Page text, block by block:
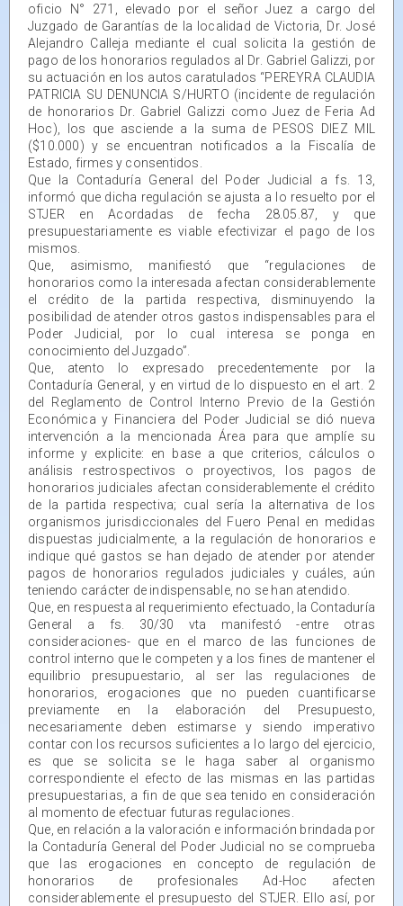
oficio N° 271, elevado por el señor Juez a cargo del
Juzgado de Garantías de la localidad de Victoria, Dr. José
Alejandro Calleja mediante el cual solicita la gestión de
pago de los honorarios regulados al Dr. Gabriel Galizzi, por
su actuación en los autos caratulados “PEREYRA CLAUDIA
PATRICIA SU DENUNCIA S/HURTO (incidente de regulación
de honorarios Dr. Gabriel Galizzi como Juez de Feria Ad
Hoc), los que asciende a la suma de PESOS DIEZ MIL
($10.000) y se encuentran notificados a la Fiscalía de
Estado, firmes y consentidos.
Que la Contaduría General del Poder Judicial a fs. 13,
informó que dicha regulación se ajusta a lo resuelto por el
STJER en Acordadas de fecha 28.05.87, y que
presupuestariamente es viable efectivizar el pago de los
mismos.
Que, asimismo, manifiestó que “regulaciones de
honorarios como la interesada afectan considerablemente
el crédito de la partida respectiva, disminuyendo la
posibilidad de atender otros gastos indispensables para el
Poder Judicial, por lo cual interesa se ponga en
conocimiento del Juzgado”.
Que, atento lo expresado precedentemente por la
Contaduría General, y en virtud de lo dispuesto en el art. 2
del Reglamento de Control Interno Previo de la Gestión
Económica y Financiera del Poder Judicial se dió nueva
intervención a la mencionada Área para que amplíe su
informe y explicite: en base a que criterios, cálculos o
análisis restrospectivos o proyectivos, los pagos de
honorarios judiciales afectan considerablemente el crédito
de la partida respectiva; cual sería la alternativa de los
organismos jurisdiccionales del Fuero Penal en medidas
dispuestas judicialmente, a la regulación de honorarios e
indique qué gastos se han dejado de atender por atender
pagos de honorarios regulados judiciales y cuáles, aún
teniendo carácter de indispensable, no se han atendido.
Que, en respuesta al requerimiento efectuado, la Contaduría
General a fs. 30/30 vta manifestó -entre otras
consideraciones- que en el marco de las funciones de
control interno que le competen y a los fines de mantener el
equilibrio presupuestario, al ser las regulaciones de
honorarios, erogaciones que no pueden cuantificarse
previamente en la elaboración del Presupuesto,
necesariamente deben estimarse y siendo imperativo
contar con los recursos suficientes a lo largo del ejercicio,
es que se solicita se le haga saber al organismo
correspondiente el efecto de las mismas en las partidas
presupuestarias, a fin de que sea tenido en consideración
al momento de efectuar futuras regulaciones.
Que, en relación a la valoración e información brindada por
la Contaduría General del Poder Judicial no se comprueba
que las erogaciones en concepto de regulación de
honorarios de profesionales Ad-Hoc afecten
considerablemente el presupuesto del STJER. Ello así, por